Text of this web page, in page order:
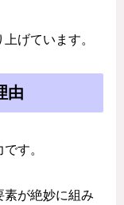
げています。
由
す。
素が絶妙に組み